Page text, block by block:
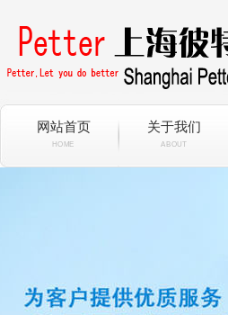
网站首页
HOME
关于我们
ABOUT